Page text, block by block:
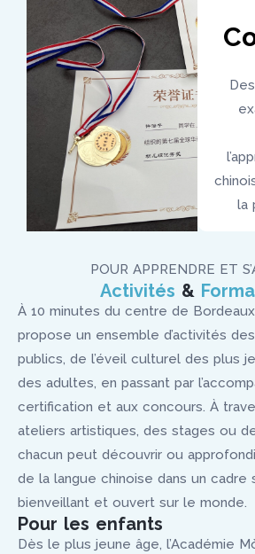
la
POUR APPRENDRE ET
Activités &
À 10 minutes du centre de
propose un ensemble d’activités
publics, de l’éveil culturel des plus
des adultes, en passant par
certification et aux concours. À
ateliers artistiques, des stages ou
chacun peut découvrir ou
de la langue chinoise dans un cadre
bienveillant et ouvert sur le monde.
Pour les enfants
Dès le plus jeune âge, l’Académie